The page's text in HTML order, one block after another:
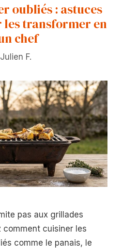
oubliés : astuces
transformer en
chef
Julien F.
pas aux grillades
comment cuisiner les
comme le panais, le